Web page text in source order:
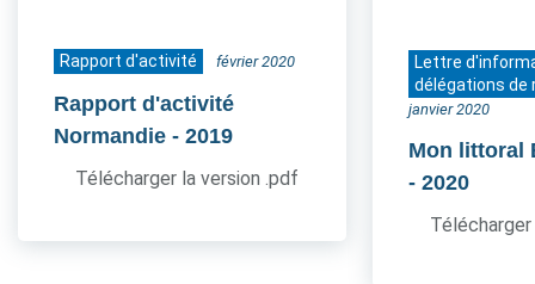
Rapport d'activité février 2020
Rapport d'activité
Normandie - 2019
Télécharger la version .pdf
Lettre
délégations de
janvier 2020
Mon littoral
- 2020